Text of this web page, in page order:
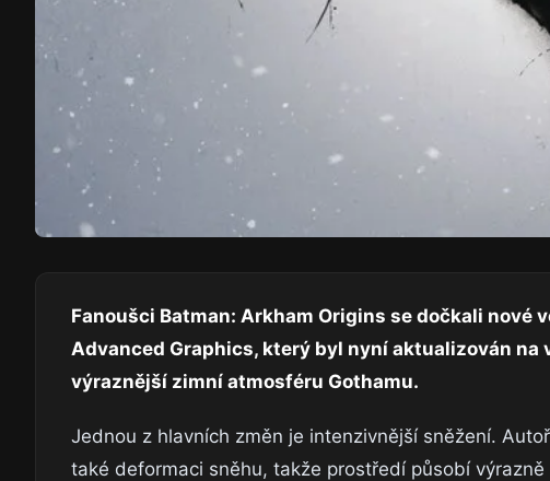
Fanoušci Batman: Arkham Origins se dočkali
Advanced Graphics, který byl nyní aktualizován na
výraznější zimní atmosféru Gothamu.
Jednou z hlavních změn je intenzivnější sněžení.
také deformaci sněhu, takže prostředí působí